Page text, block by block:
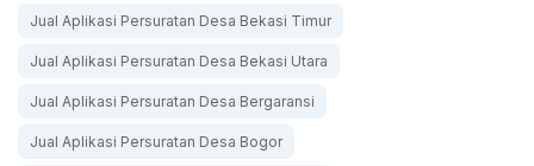
Jual Aplikasi Persuratan Desa Bekasi Timur
Jual Aplikasi Persuratan Desa Bekasi Utara
Jual Aplikasi Persuratan Desa Bergaransi
Jual Aplikasi Persuratan Desa Bogor